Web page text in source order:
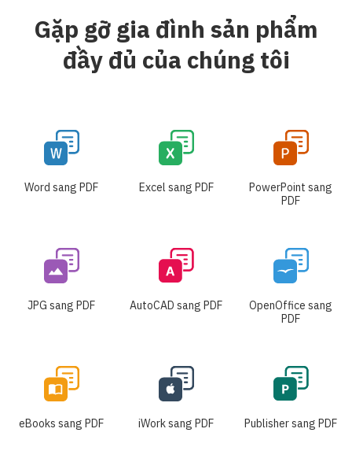
Gặp gỡ gia đình sản phẩm
đầy đủ của chúng tôi
Word sang PDF Excel sang PDF
PowerPoint sang
PDF
JPG sang PDF AutoCAD sang PDF
OpenOffice sang
PDF
eBooks sang PDF iWork sang PDF Publisher sang PDF